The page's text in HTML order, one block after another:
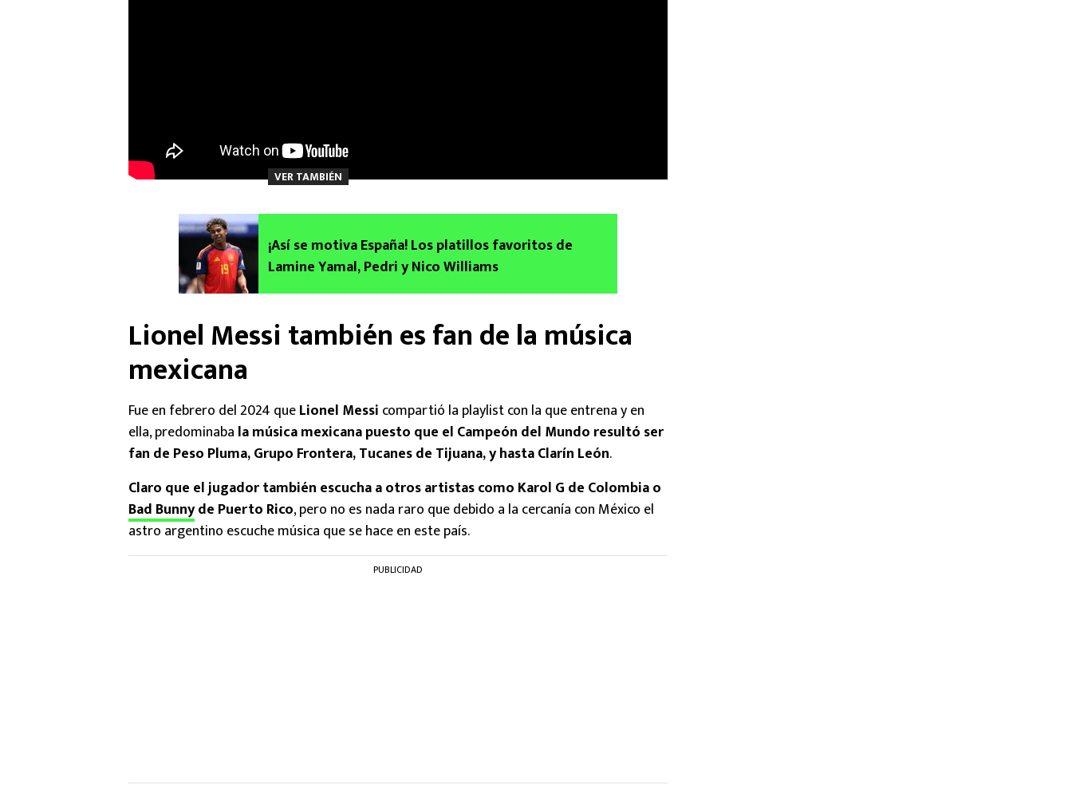
VER TAMBIÉN
¡Así se motiva España! Los platillos favoritos de
Lamine Yamal, Pedri y Nico Williams
Lionel Messi también es fan de la música
mexicana
Fue en febrero del 2024 queLionel Messi compartió la playlist con la que entrena y en
ella, predominaba la música mexicana puesto que el Campeón del Mundo resultó ser
fan de Peso Pluma, Grupo Frontera, Tucanes de Tijuana, y hasta Clarín León.
Claro que el jugador también escucha a otros artistas como Karol G de Colombia o
Bad Bunnyde Puerto Rico, pero no es nada raro que debido a la cercanía con México el
astro argentino escuche música que se hace en este país.
PUBLICIDAD